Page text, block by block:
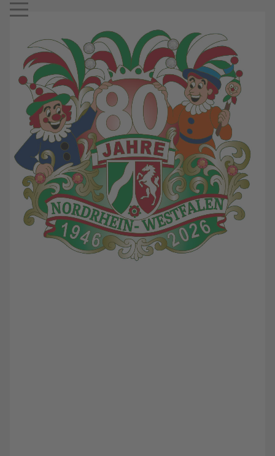
Mobile Menu Toggle